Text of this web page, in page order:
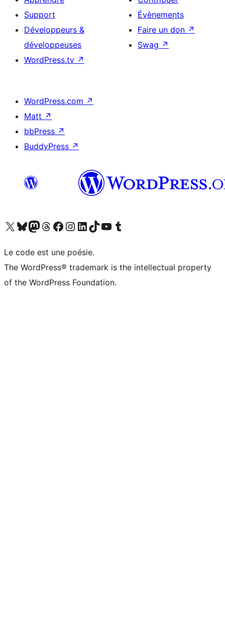
Support
Développeurs &
développeuses
WordPress.tv ↗
Évènements
Faire un don ↗
Swag ↗
WordPress.com ↗
Matt ↗
bbPress ↗
BuddyPress ↗
Visitez notre compte X (précédemment Twitter)
Visiter notre compte Bluesky
Visiter notre compte Mastodon
Visiter notre compte Threads
Consulter notre compte Facebook
Consulter notre compte Instagram
Consulter notre compte LinkedIn
Visiter notre compte TokTok
Visiter notre chaîne YouTube
Visiter notre compte Tumblr
Le code est une poésie.
The WordPress® trademark is the intellectual property
of the WordPress Foundation.